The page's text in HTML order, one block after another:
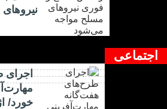
اجتماعی
اجرای
خورد/